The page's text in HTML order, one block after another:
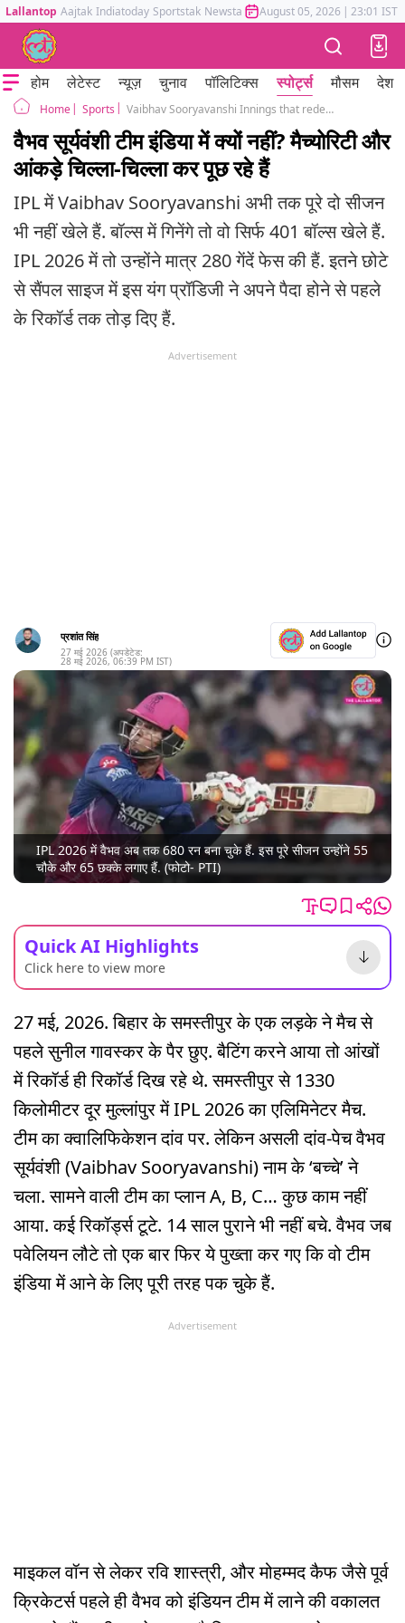
Lallantop Aajtak Indiatoday Sportstak Newstak Mumbai Tak Astrotak
August 05, 2026 | 23:01 IST
होम लेटेस्ट न्यूज़ चुनाव पॉलिटिक्स स्पोर्ट्स मौसम देश
Home Sports Vaibhav Sooryavanshi Innings that redefined what is possible in T20s team india
वैभव सूर्यवंशी टीम इंडिया में क्यों नहीं? मैच्योरिटी और
आंकड़े चिल्ला-चिल्ला कर पूछ रहे हैं
IPL में Vaibhav Sooryavanshi अभी तक पूरे दो सीजन
भी नहीं खेले हैं. बॉल्स में गिनेंगे तो वो सिर्फ 401 बॉल्स खेले हैं.
IPL 2026 में तो उन्होंने मात्र 280 गेंदें फेस की हैं. इतने छोटे
से सैंपल साइज में इस यंग प्रॉडिजी ने अपने पैदा होने से पहले
के रिकॉर्ड तक तोड़ दिए हैं.
Advertisement
प्रशांत सिंह
27 मई 2026 (अपडेटेड:
28 मई 2026, 06:39 PM IST)
IPL 2026 में वैभव अब तक 680 रन बना चुके हैं. इस पूरे सीजन उन्होंने 55
चौके और 65 छक्के लगाए हैं. (फोटो- PTI)
Quick AI Highlights
Click here to view more
27 मई, 2026. बिहार के समस्तीपुर के एक लड़के ने मैच से
पहले सुनील गावस्कर के पैर छुए. बैटिंग करने आया तो आंखों
में रिकॉर्ड ही रिकॉर्ड दिख रहे थे. समस्तीपुर से 1330
किलोमीटर दूर मुल्लांपुर में IPL 2026 का एलिमिनेटर मैच.
टीम का क्वालिफिकेशन दांव पर. लेकिन असली दांव-पेच वैभव
सूर्यवंशी (Vaibhav Sooryavanshi) नाम के ‘बच्चे’ ने
चला. सामने वाली टीम का प्लान A, B, C… कुछ काम नहीं
आया. कई रिकॉर्ड्स टूटे. 14 साल पुराने भी नहीं बचे. वैभव जब
पवेलियन लौटे तो एक बार फिर ये पुख्ता कर गए कि वो टीम
इंडिया में आने के लिए पूरी तरह पक चुके हैं.
Advertisement
माइकल वॉन से लेकर रवि शास्त्री, और मोहम्मद कैफ जैसे पूर्व
क्रिकेटर्स पहले ही वैभव को इंडियन टीम में लाने की वकालत